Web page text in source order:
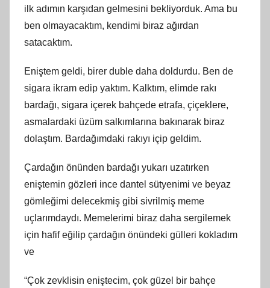
ilk adımın karşıdan gelmesini bekliyorduk. Ama bu
ben olmayacaktım, kendimi biraz ağırdan
satacaktım.
Eniştem geldi, birer duble daha doldurdu. Ben de
sigara ikram edip yaktım. Kalktım, elimde rakı
bardağı, sigara içerek bahçede etrafa, çiçeklere,
asmalardaki üzüm salkımlarına bakınarak biraz
dolaştım. Bardağımdaki rakıyı içip geldim.
Çardağın önünden bardağı yukarı uzatırken
eniştemin gözleri ince dantel sütyenimi ve beyaz
gömleğimi delecekmiş gibi sivrilmiş meme
uçlarımdaydı. Memelerimi biraz daha sergilemek
için hafif eğilip çardağın önündeki gülleri kokladım
ve
“Çok zevklisin eniştecim, çok güzel bir bahçe